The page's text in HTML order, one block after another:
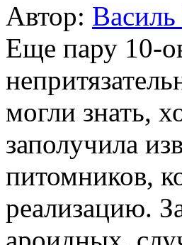
Автор:
Еще пару 10-
могли знать,
заполучила
питомников,
реализацию.